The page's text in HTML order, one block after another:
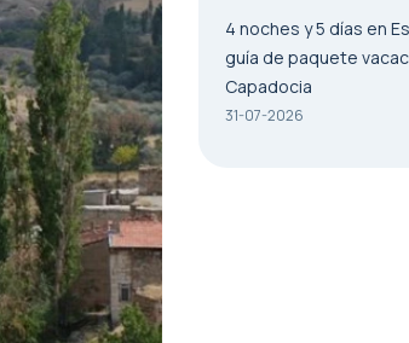
4 noches y 5 días en
guía de paquete
Capadocia
31-07-2026